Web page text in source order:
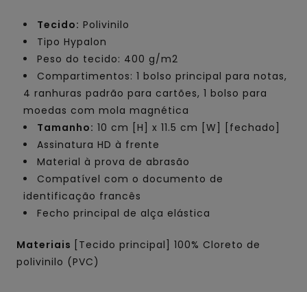
Tecido: Polivinilo
Tipo Hypalon
Peso do tecido: 400 g/m2
Compartimentos: 1 bolso principal para notas,
4 ranhuras padrão para cartões, 1 bolso para
moedas com mola magnética
Tamanho: 10 cm [H] x 11.5 cm [W] [fechado]
Assinatura HD à frente
Material à prova de abrasão
Compatível com o documento de
identificação francês
Fecho principal de alça elástica
Materiais
[Tecido principal] 100% Cloreto de
polivinilo (PVC)